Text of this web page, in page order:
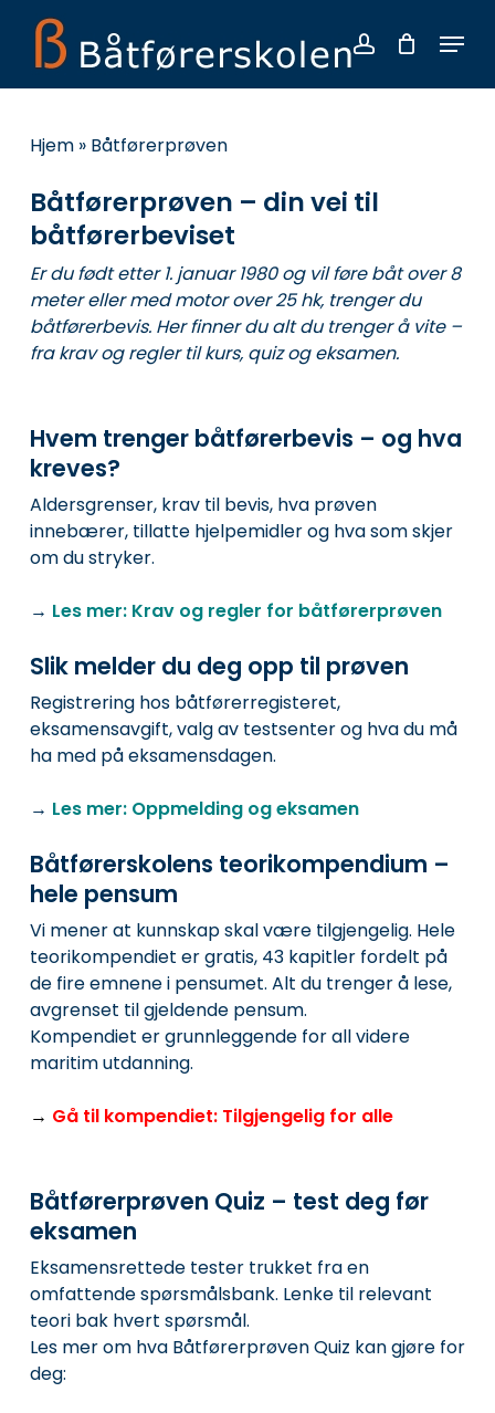
main
content
account
Menu
Hjem» Båtførerprøven
Båtførerprøven – din vei til
båtførerbeviset
Er du født etter 1. januar 1980 og vil føre båt over 8
meter eller med motor over 25 hk, trenger du
båtførerbevis. Her finner du alt du trenger å vite –
fra krav og regler til kurs, quiz og eksamen.
Hvem trenger båtførerbevis – og hva
kreves?
Aldersgrenser, krav til bevis, hva prøven
innebærer, tillatte hjelpemidler og hva som skjer
om du stryker.
→ Les mer: Krav og regler for båtførerprøven
Slik melder du deg opp til prøven
Registrering hos båtførerregisteret,
eksamensavgift, valg av testsenter og hva du må
ha med på eksamensdagen.
→ Les mer: Oppmelding og eksamen
Båtførerskolens teorikompendium –
hele pensum
Vi mener at kunnskap skal være tilgjengelig. Hele
teorikompendiet er gratis, 43 kapitler fordelt på
de fire emnene i pensumet. Alt du trenger å lese,
avgrenset til gjeldende pensum.
Kompendiet er grunnleggende for all videre
maritim utdanning.
→ Gå til kompendiet: Tilgjengelig for alle
Båtførerprøven Quiz – test deg før
eksamen
Eksamensrettede tester trukket fra en
omfattende spørsmålsbank. Lenke til relevant
teori bak hvert spørsmål.
Les mer om hva Båtførerprøven Quiz kan gjøre for
deg:
Menu